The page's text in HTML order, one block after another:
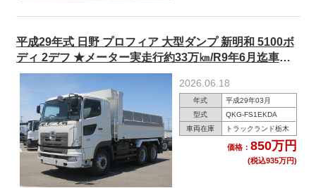
平成29年式 日野 プロフィア 大型ダンプ 新明和 5100ボ
ディ 2デフ ★メーター実走行約33万㎞/R9年6月迄車検
付！★
2026.06.18
年式
平成29年03月
型式
QKG-FS1EKDA
車両在庫
トラックランド栃木
価格： 850万円
(税込935万円)